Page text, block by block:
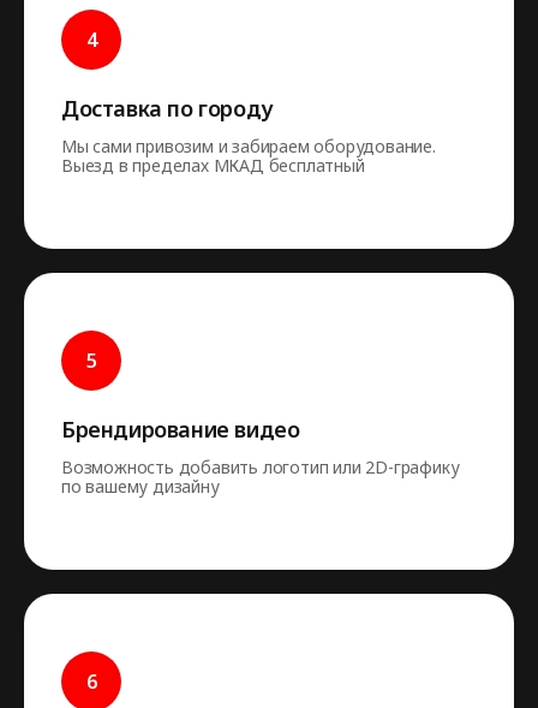
Доставка по городу
Мы сами привозим и забираем оборудование.
Выезд в пределах МКАД бесплатный
Брендирование видео
Возможность добавить логотип или 2D-графику
по вашему дизайну